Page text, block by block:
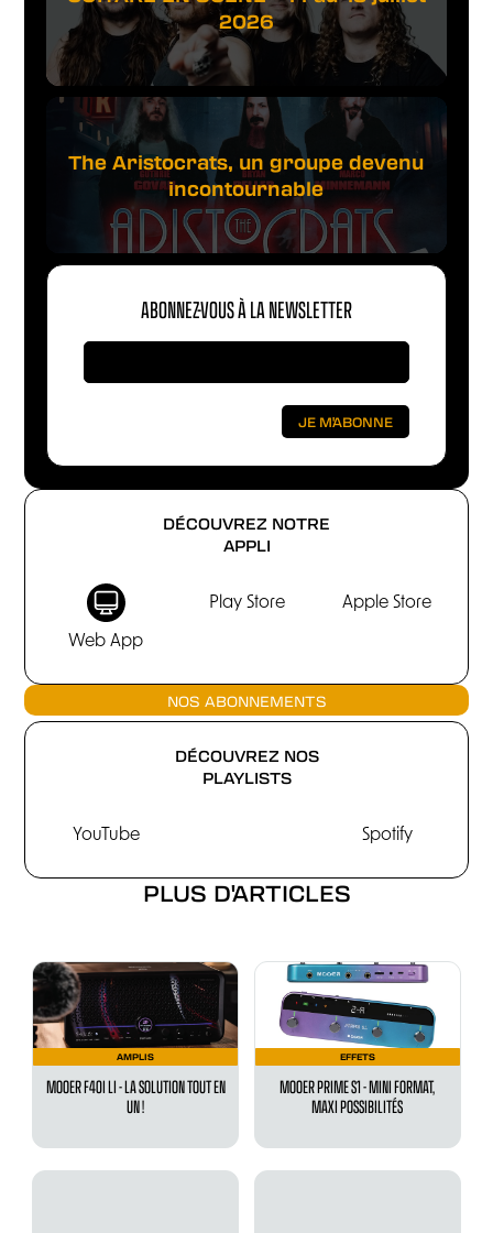
DÉCOUVREZ NOTRE
APPLI
Web App
Play Store Apple Store
NOS ABONNEMENTS
DÉCOUVREZ NOS
PLAYLISTS
YouTube Spotify
2026
The Aristocrats, un groupe devenu
incontournable
ABONNEZ-VOUS À LA NEWSLETTER
PLUS D'ARTICLES
AMPLIS
MOOER F40I LI - LA SOLUTION TOUT EN
UN !
EFFETS
MOOER PRIME S1 - MINI FORMAT,
MAXI POSSIBILITÉS